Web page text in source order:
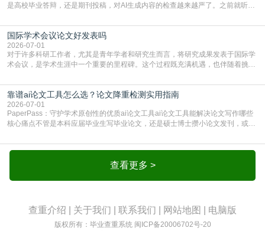
是高校毕业答辩，还是期刊投稿，对AI生成内容的检查越来越严了。之前就听身
要求修改，还差点被判定学术不规范，真的太冤了。现在国内多数高校和核心期
刊，都已经明确出台了相关规定：如果使用AI生成内容辅助写作，必须明确标
注，未标注的AI生成内容会被认定为不符合学
国际学术会议论文好发表吗
2026-07-01
对于许多科研工作者，尤其是青年学者和研究生而言，将研究成果发表于国际学
术会议，是学术生涯中一个重要的里程碑。这个过程既充满机遇，也伴随着挑
疑问：国际学术会议论文到底好不好发表？其价值和难度究竟如何衡量。本篇
AEIC学术交流中心小编就为大家介绍“国际学术会议论文好发表吗”。一、会议论
文发表的相对优势与期刊论文相比，国际会议论文的发
靠谱ai论文工具怎么选？论文降重检测实用指南
2026-07-01
PaperPass：守护学术原创性的优质ai论文工具ai论文工具能解决论文写作哪些
核心痛点不管是本科应届毕业生写毕业论文，还是硕士博士攒小论文发刊，或是
自己逐句读逐句改，熬好几个大夜不说，还经常改不到点上，交上去才发现重复
率超标，再返工太折腾。现在有了成熟的ai论文工具，这些痛点基本都能高效解
决。靠谱的ai论文工具，不止能帮你梳查看更多 >
查重介绍 关于我们 联系我们 网站地图 电脑版
版权所有：毕业查重系统 闽ICP备20006702号-20